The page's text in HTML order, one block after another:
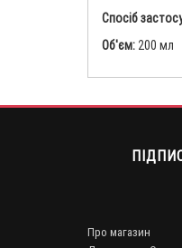
Спосіб
Об'єм: 200 мл
Про магазин